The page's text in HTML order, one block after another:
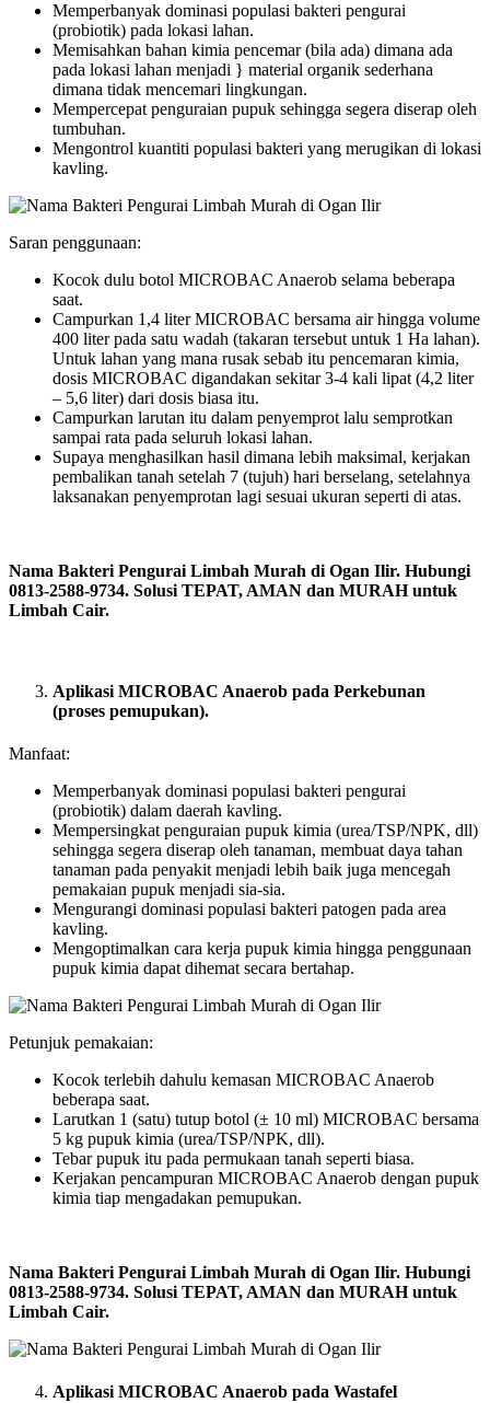
Memperbanyak dominasi populasi bakteri pengurai
(probiotik) pada lokasi lahan.
Memisahkan bahan kimia pencemar (bila ada) dimana ada
pada lokasi lahan menjadi } material organik sederhana
dimana tidak mencemari lingkungan.
Mempercepat penguraian pupuk sehingga segera diserap oleh
tumbuhan.
Mengontrol kuantiti populasi bakteri yang merugikan di lokasi
kavling.
Saran penggunaan:
Kocok dulu botol MICROBAC Anaerob selama beberapa
saat.
Campurkan 1,4 liter MICROBAC bersama air hingga volume
400 liter pada satu wadah (takaran tersebut untuk 1 Ha lahan).
Untuk lahan yang mana rusak sebab itu pencemaran kimia,
dosis MICROBAC digandakan sekitar 3-4 kali lipat (4,2 liter
– 5,6 liter) dari dosis biasa itu.
Campurkan larutan itu dalam penyemprot lalu semprotkan
sampai rata pada seluruh lokasi lahan.
Supaya menghasilkan hasil dimana lebih maksimal, kerjakan
pembalikan tanah setelah 7 (tujuh) hari berselang, setelahnya
laksanakan penyemprotan lagi sesuai ukuran seperti di atas.
Nama Bakteri Pengurai Limbah Murah di Ogan Ilir. Hubungi
0813-2588-9734. Solusi TEPAT, AMAN dan MURAH untuk
Limbah Cair.
Aplikasi MICROBAC Anaerob pada Perkebunan
(proses pemupukan).
Manfaat:
Memperbanyak dominasi populasi bakteri pengurai
(probiotik) dalam daerah kavling.
Mempersingkat penguraian pupuk kimia (urea/TSP/NPK, dll)
sehingga segera diserap oleh tanaman, membuat daya tahan
tanaman pada penyakit menjadi lebih baik juga mencegah
pemakaian pupuk menjadi sia-sia.
Mengurangi dominasi populasi bakteri patogen pada area
kavling.
Mengoptimalkan cara kerja pupuk kimia hingga penggunaan
pupuk kimia dapat dihemat secara bertahap.
Petunjuk pemakaian:
Kocok terlebih dahulu kemasan MICROBAC Anaerob
beberapa saat.
Larutkan 1 (satu) tutup botol (± 10 ml) MICROBAC bersama
5 kg pupuk kimia (urea/TSP/NPK, dll).
Tebar pupuk itu pada permukaan tanah seperti biasa.
Kerjakan pencampuran MICROBAC Anaerob dengan pupuk
kimia tiap mengadakan pemupukan.
Nama Bakteri Pengurai Limbah Murah di Ogan Ilir. Hubungi
0813-2588-9734. Solusi TEPAT, AMAN dan MURAH untuk
Limbah Cair.
Aplikasi MICROBAC Anaerob pada Wastafel